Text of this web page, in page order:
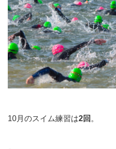
10月のスイム練習は2回 。